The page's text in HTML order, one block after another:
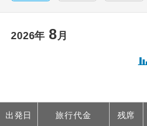
2026年 8 月
出発日 旅行代金 残席